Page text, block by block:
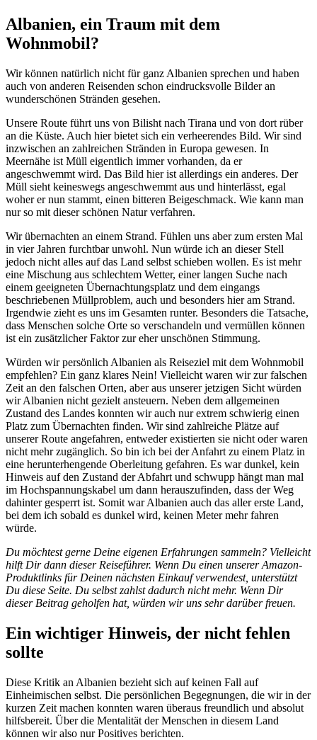
Albanien, ein Traum mit dem
Wohnmobil?
Wir können natürlich nicht für ganz Albanien sprechen und haben
auch von anderen Reisenden schon eindrucksvolle Bilder an
wunderschönen Stränden gesehen.
Unsere Route führt uns von Bilisht nach Tirana und von dort rüber
an die Küste. Auch hier bietet sich ein verheerendes Bild. Wir sind
inzwischen an zahlreichen Stränden in Europa gewesen. In
Meernähe ist Müll eigentlich immer vorhanden, da er
angeschwemmt wird. Das Bild hier ist allerdings ein anderes. Der
Müll sieht keineswegs angeschwemmt aus und hinterlässt, egal
woher er nun stammt, einen bitteren Beigeschmack. Wie kann man
nur so mit dieser schönen Natur verfahren.
Wir übernachten an einem Strand. Fühlen uns aber zum ersten Mal
in vier Jahren furchtbar unwohl. Nun würde ich an dieser Stell
jedoch nicht alles auf das Land selbst schieben wollen. Es ist mehr
eine Mischung aus schlechtem Wetter, einer langen Suche nach
einem geeigneten Übernachtungsplatz und dem eingangs
beschriebenen Müllproblem, auch und besonders hier am Strand.
Irgendwie zieht es uns im Gesamten runter. Besonders die Tatsache,
dass Menschen solche Orte so verschandeln und vermüllen können
ist ein zusätzlicher Faktor zur eher unschönen Stimmung.
Würden wir persönlich Albanien als Reiseziel mit dem Wohnmobil
empfehlen? Ein ganz klares Nein! Vielleicht waren wir zur falschen
Zeit an den falschen Orten, aber aus unserer jetzigen Sicht würden
wir Albanien nicht gezielt ansteuern. Neben dem allgemeinen
Zustand des Landes konnten wir auch nur extrem schwierig einen
Platz zum Übernachten finden. Wir sind zahlreiche Plätze auf
unserer Route angefahren, entweder existierten sie nicht oder waren
nicht mehr zugänglich. So bin ich bei der Anfahrt zu einem Platz in
eine herunterhengende Oberleitung gefahren. Es war dunkel, kein
Hinweis auf den Zustand der Abfahrt und schwupp hängt man mal
im Hochspannungskabel um dann herauszufinden, dass der Weg
dahinter gesperrt ist. Somit war Albanien auch das aller erste Land,
bei dem ich sobald es dunkel wird, keinen Meter mehr fahren
würde.
Du möchtest gerne Deine eigenen Erfahrungen sammeln? Vielleicht
hilft Dir dann dieser Reiseführer. Wenn Du einen unserer Amazon-
Produktlinks für Deinen nächsten Einkauf verwendest, unterstützt
Du diese Seite. Du selbst zahlst dadurch nicht mehr. Wenn Dir
dieser Beitrag geholfen hat, würden wir uns sehr darüber freuen.
Ein wichtiger Hinweis, der nicht fehlen
sollte
Diese Kritik an Albanien bezieht sich auf keinen Fall auf
Einheimischen selbst. Die persönlichen Begegnungen, die wir in der
kurzen Zeit machen konnten waren überaus freundlich und absolut
hilfsbereit. Über die Mentalität der Menschen in diesem Land
können wir also nur Positives berichten.